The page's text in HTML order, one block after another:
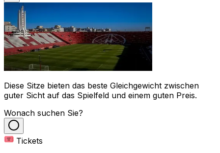
Diese Sitze bieten das beste Gleichgewicht zwischen
guter Sicht auf das Spielfeld und einem guten Preis.
Wonach suchen Sie?
Tickets